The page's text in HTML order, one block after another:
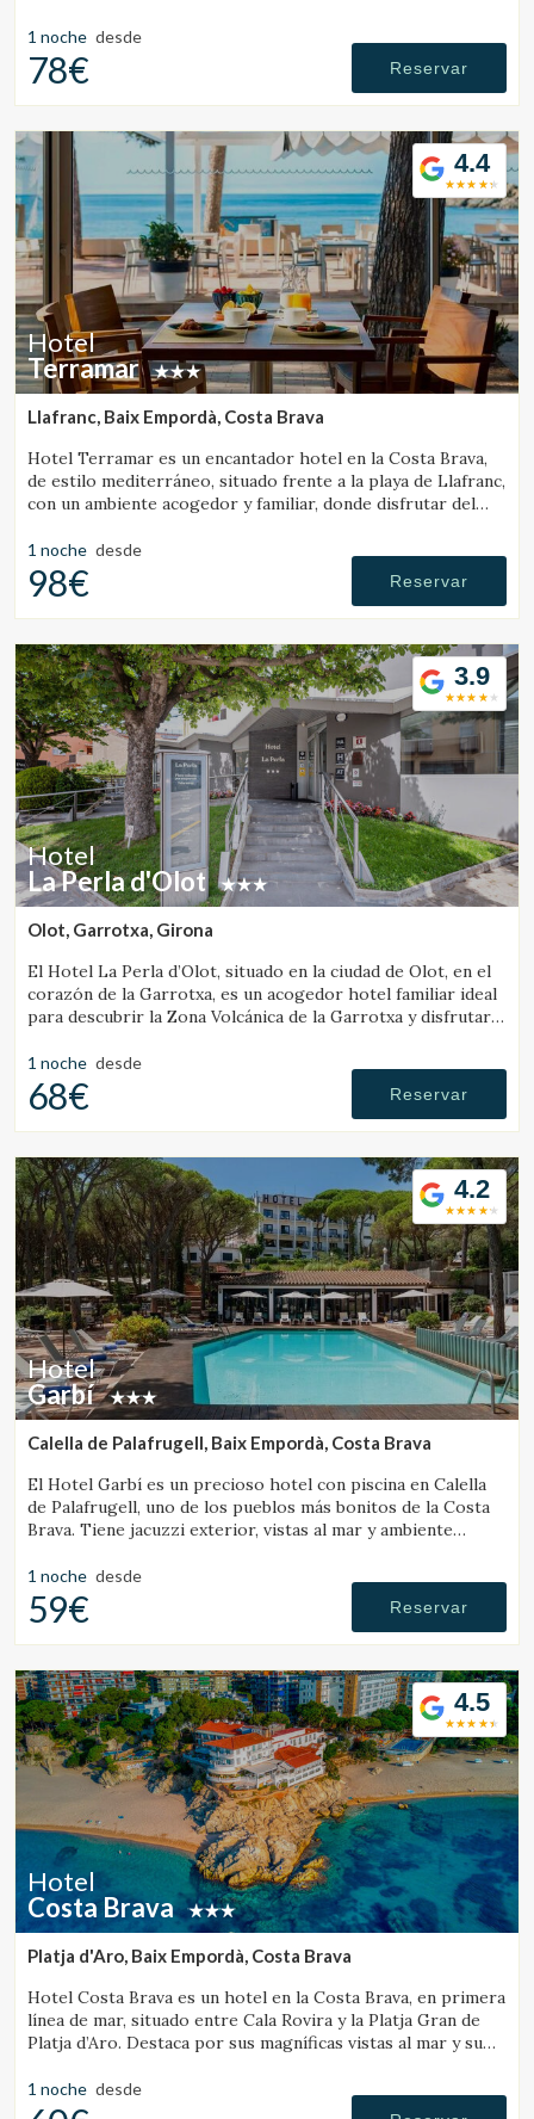
Gestionar mi reserva
Verificar localizador
1 noche desde
78€ Reservar
4.4
Hotel
Terramar
Llafranc, Baix Empordà, Costa Brava
Hotel Terramar es un encantador hotel en la Costa Brava,
de estilo mediterráneo, situado frente a la playa de Llafranc,
con un ambiente acogedor y familiar, donde disfrutar del
1 noche desde
98€ Reservar
3.9
Hotel
La Perla d'Olot
Olot, Garrotxa, Girona
El Hotel La Perla d’Olot, situado en la ciudad de Olot, en el
corazón de la Garrotxa, es un acogedor hotel familiar ideal
para descubrir la Zona Volcánica de la Garrotxa y disfrutar
1 noche desde
68€ Reservar
4.2
Hotel
Garbí
Calella de Palafrugell, Baix Empordà, Costa Brava
El Hotel Garbí es un precioso hotel con piscina en Calella
de Palafrugell, uno de los pueblos más bonitos de la Costa
Brava. Tiene jacuzzi exterior, vistas al mar y ambiente
1 noche desde
59€ Reservar
4.5
Hotel
Costa Brava
Platja d'Aro, Baix Empordà, Costa Brava
Hotel Costa Brava es un hotel en la Costa Brava, en primera
línea de mar, situado entre Cala Rovira y la Platja Gran de
Platja d’Aro. Destaca por sus magníficas vistas al mar y su
1 noche desde